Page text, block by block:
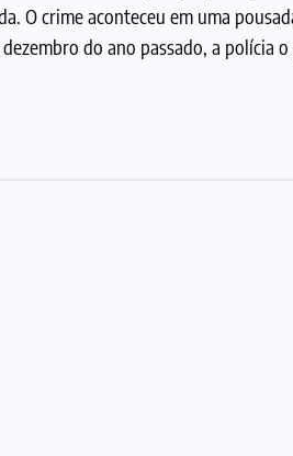
O crime aconteceu em uma
do ano passado, a polícia